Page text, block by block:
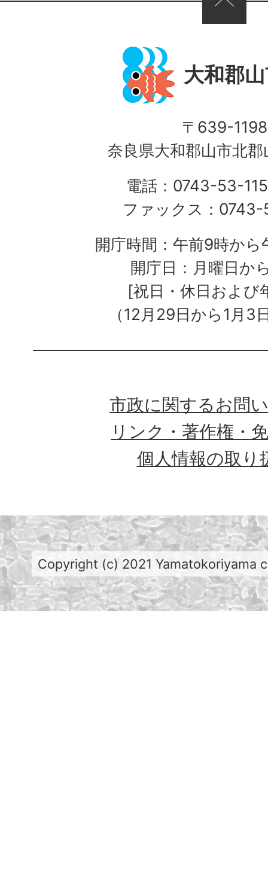
大和郡
〒639-1198
奈良県大和郡山市北
電話：0743-53-
ファックス：
開庁時間：午前9時か
開庁日：月曜日か
[祝日・休日および
（12月29日から1月3
市政に関するお問
リンク・著作権・
個人情報の取り
Copyright (c) 2021 Yamatokoriyama